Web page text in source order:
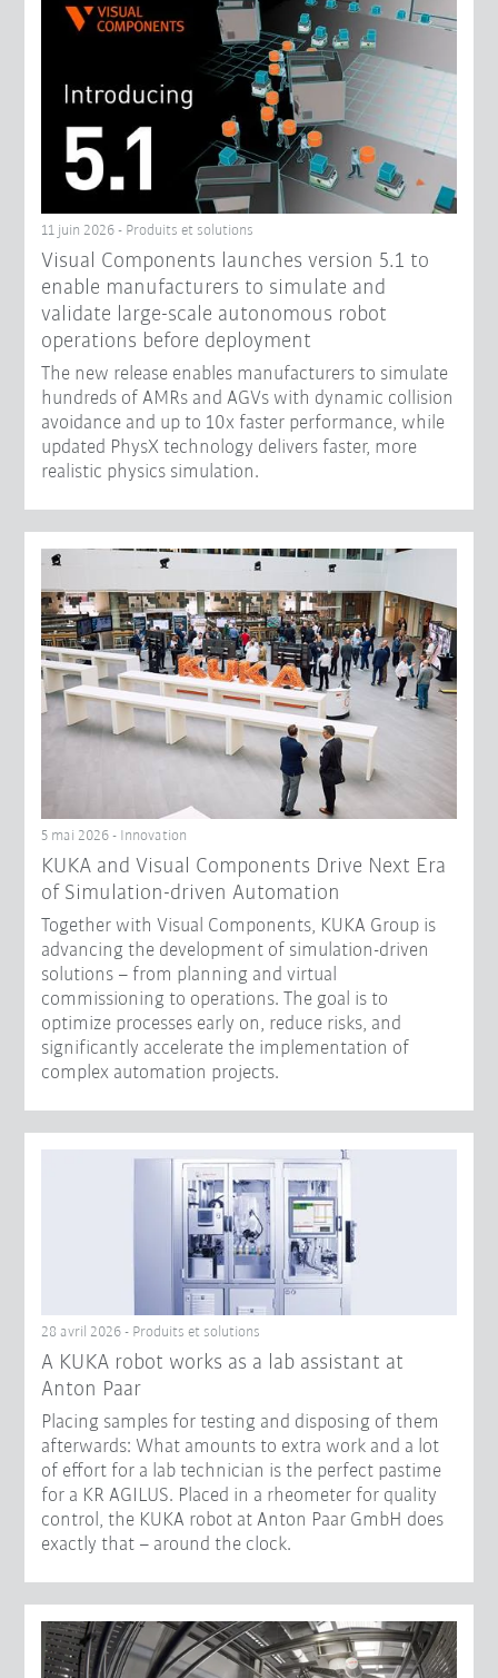
11 juin 2026 - Produits et solutions
Visual Components launches version 5.1 to
enable manufacturers to simulate and
validate large-scale autonomous robot
operations before deployment
The new release enables manufacturers to simulate
hundreds of AMRs and AGVs with dynamic collision
avoidance and up to 10x faster performance, while
updated PhysX technology delivers faster, more
realistic physics simulation.
5 mai 2026 - Innovation
KUKA and Visual Components Drive Next Era
of Simulation-driven Automation
Together with Visual Components, KUKA Group is
advancing the development of simulation-driven
solutions – from planning and virtual
commissioning to operations. The goal is to
optimize processes early on, reduce risks, and
significantly accelerate the implementation of
complex automation projects.
28 avril 2026 - Produits et solutions
A KUKA robot works as a lab assistant at
Anton Paar
Placing samples for testing and disposing of them
afterwards: What amounts to extra work and a lot
of effort for a lab technician is the perfect pastime
for a KR AGILUS. Placed in a rheometer for quality
control, the KUKA robot at Anton Paar GmbH does
exactly that – around the clock.